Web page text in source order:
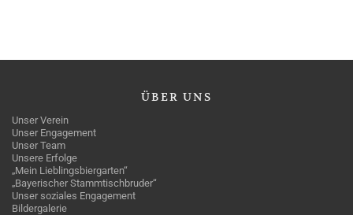
ÜBER UNS
Unser Verein
Unser Engagement
Unser Team
Unsere Erfolge
„Mein Lieblingsbiergarten“
„Bayerischer Stammtischbruder“
Unser soziales Engagement
Bildergalerie